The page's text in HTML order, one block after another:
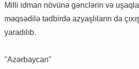
Milli idman növünə gənclərin və
məqsədilə tədbirdə azyaşlıların da
yaradılıb.
"Azərbaycan"